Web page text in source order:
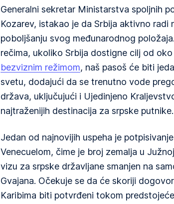
Generalni sekretar Ministarstva spoljnih
Kozarev, istakao je da Srbija aktivno radi
poboljšanju svog međunarodnog
rečima, ukoliko Srbija dostigne cilj od oko
bezviznim režimom, naš pasoš će biti
svetu, dodajući da se trenutno vode
država, uključujući i Ujedinjeno
najtraženijih destinacija za srpske putnike.
Jedan od najnovijih uspeha je
Venecuelom, čime je broj zemalja u
vizu za srpske državljane smanjen na
Gvajana. Očekuje se da će skoriji
Karibima biti potvrđeni tokom